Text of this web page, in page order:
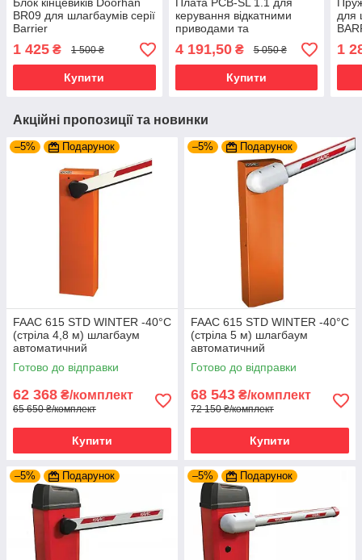
Блок кінцевиків Doorhan
BR09 для шлагбаумів серії
Barrier
1 425 ₴ 1 500 ₴
Купити
Плата PCB-SL 1.1 для
керування відкатними
приводами та
шлагбаумами Doorhan
4 191,50₴ 5 050 ₴
Купити
для
1
Акційні пропозиції та новинки
–5% Подарунок
FAAC 615 STD WINTER -40°C
(стріла 4,8 м) шлагбаум
автоматичний
Готово до відправки
62 368 ₴/комплект
65 650 ₴/комплект
Купити
–5% Подарунок
FAAC 615 STD WINTER -40°C
(стріла 5 м) шлагбаум
автоматичний
Готово до відправки
68 543 ₴/комплект
72 150 ₴/комплект
Купити
–5% Подарунок –5% Подарунок